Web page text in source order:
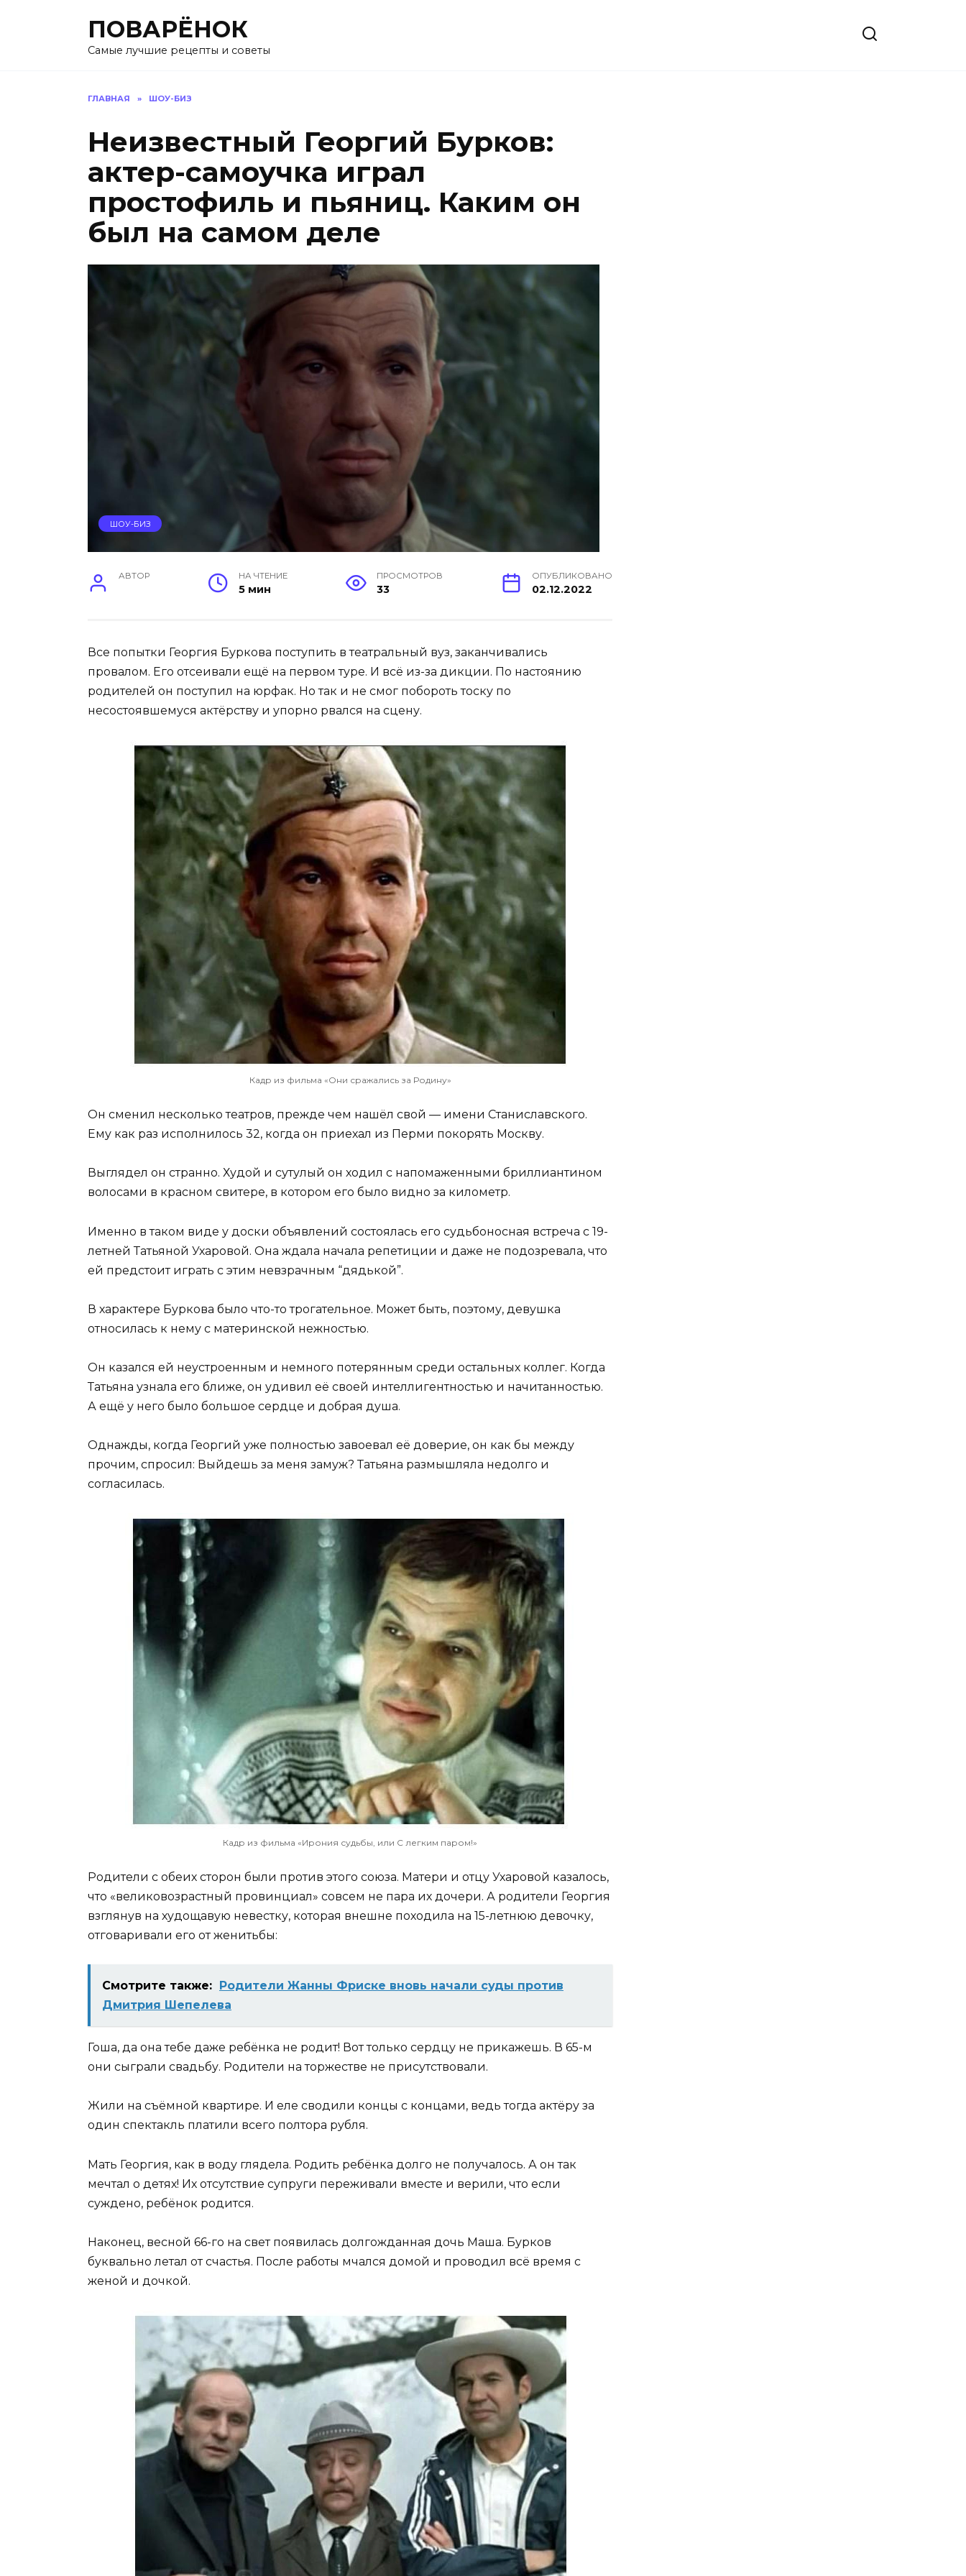
ПОВАРЁНОК
Самые лучшие рецепты и советы
ГЛАВНАЯ » ШОУ-БИЗ
Неизвестный Георгий Бурков:
актер-самоучка играл
простофиль и пьяниц. Каким он
был на самом деле
ШОУ-БИЗ
АВТОР НА ЧТЕНИЕ
5 мин
ПРОСМОТРОВ
33
ОПУБЛИКОВАНО
02.12.2022
Все попытки Георгия Буркова поступить в театральный вуз, заканчивались
провалом. Его отсеивали ещё на первом туре. И всё из-за дикции. По настоянию
родителей он поступил на юрфак. Но так и не смог побороть тоску по
несостоявшемуся актёрству и упорно рвался на сцену.
Кадр из фильма «Они сражались за Родину»
Он сменил несколько театров, прежде чем нашёл свой — имени Станиславского.
Ему как раз исполнилось 32, когда он приехал из Перми покорять Москву.
Выглядел он странно. Худой и сутулый он ходил с напомаженными бриллиантином
волосами в красном свитере, в котором его было видно за километр.
Именно в таком виде у доски объявлений состоялась его судьбоносная встреча с 19-
летней Татьяной Ухаровой. Она ждала начала репетиции и даже не подозревала, что
ей предстоит играть с этим невзрачным “дядькой”.
В характере Буркова было что-то трогательное. Может быть, поэтому, девушка
относилась к нему с материнской нежностью.
Он казался ей неустроенным и немного потерянным среди остальных коллег. Когда
Татьяна узнала его ближе, он удивил её своей интеллигентностью и начитанностью.
А ещё у него было большое сердце и добрая душа.
Однажды, когда Георгий уже полностью завоевал её доверие, он как бы между
прочим, спросил: Выйдешь за меня замуж? Татьяна размышляла недолго и
согласилась.
Кадр из фильма «Ирония судьбы, или С легким паром!»
Родители с обеих сторон были против этого союза. Матери и отцу Ухаровой казалось,
что «великовозрастный провинциал» совсем не пара их дочери. А родители Георгия
взглянув на худощавую невестку, которая внешне походила на 15-летнюю девочку,
отговаривали его от женитьбы:
Смотрите также:
Родители Жанны Фриске вновь начали суды против
Дмитрия Шепелева
Гоша, да она тебе даже ребёнка не родит! Вот только сердцу не прикажешь. В 65-м
они сыграли свадьбу. Родители на торжестве не присутствовали.
Жили на съёмной квартире. И еле сводили концы с концами, ведь тогда актёру за
один спектакль платили всего полтора рубля.
Мать Георгия, как в воду глядела. Родить ребёнка долго не получалось. А он так
мечтал о детях! Их отсутствие супруги переживали вместе и верили, что если
суждено, ребёнок родится.
Наконец, весной 66-го на свет появилась долгожданная дочь Маша. Бурков
буквально летал от счастья. После работы мчался домой и проводил всё время с
женой и дочкой.